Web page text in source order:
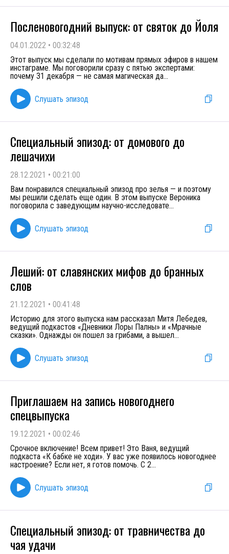
Посленовогодний выпуск: от святок до Йоля
04.01.2022 • 00:32:48
Этот выпуск мы сделали по мотивам прямых эфиров в нашем
инстаграме. Мы поговорили сразу с пятью экспертами:
почему 31 декабря — не самая магическая да...
Слушать эпизод
Специальный эпизод: от домового до
лешачихи
28.12.2021 • 00:21:00
Вам понравился специальный эпизод про зелья — и поэтому
мы решили сделать еще один. В этом выпуске Вероника
поговорила с заведующим научно-исследовате...
Слушать эпизод
Леший: от славянских мифов до бранных
слов
21.12.2021 • 00:41:48
Историю для этого выпуска нам рассказал Митя Лебедев,
ведущий подкастов «Дневники Лоры Палны» и «Мрачные
сказки». Однажды он пошел за грибами, а вышел...
Слушать эпизод
Приглашаем на запись новогоднего
спецвыпуска
19.12.2021 • 00:02:46
Срочное включение! Всем привет! Это Ваня, ведущий
подкаста «К бабке не ходи». У вас уже появилось новогоднее
настроение? Если нет, я готов помочь. С 2...
Слушать эпизод
Специальный эпизод: от травничества до
чая удачи